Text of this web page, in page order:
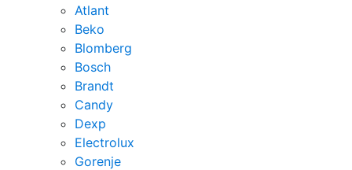
Atlant
Beko
Blomberg
Bosch
Brandt
Candy
Dexp
Electrolux
Gorenje